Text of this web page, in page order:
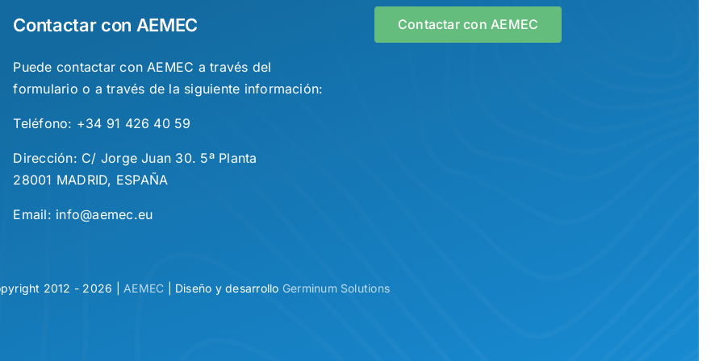
Contactar con AEMEC
Puede contactar con AEMEC a través del
formulario o a través de la siguiente información:
Teléfono: +34 91 426 40 59
Dirección: C/ Jorge Juan 30. 5ª Planta
28001 MADRID, ESPAÑA
Email: info@aemec.eu
Contactar con AEMEC
2012 - 2026 | AEMEC | Diseño y desarrollo Germinum Solutions